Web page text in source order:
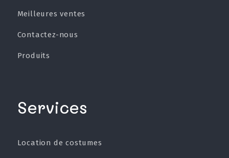
Meilleures ventes
Contactez-nous
Produits
Services
Location de costumes